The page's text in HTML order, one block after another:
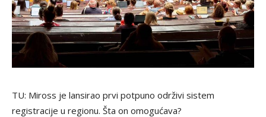
TU: Miross je lansirao prvi potpuno održivi sistem
registracije u regionu. Šta on omogućava?